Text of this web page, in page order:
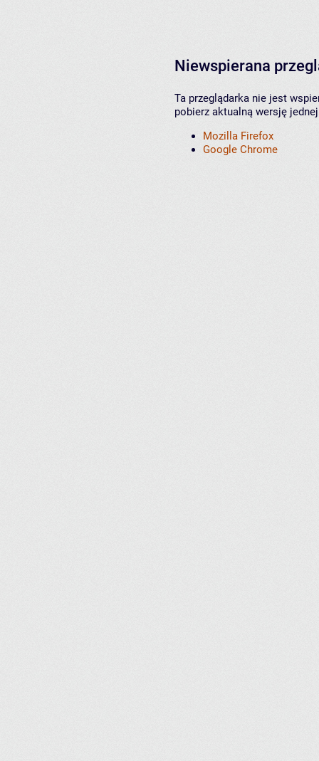
Niewspierana
Ta przeglądarka nie jest
pobierz aktualną wersję
Mozilla Firefox
Google Chrome